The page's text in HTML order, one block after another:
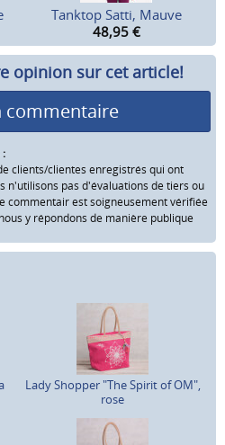
Tanktop Satti, Mauve
48,95 €
opinion sur cet article!
commentaire
:
clients/clientes enregistrés qui ont
n'utilisons pas d'évaluations de tiers ou
commentair est soigneusement vérifiée
y répondons de manière publique
Lady Shopper "The Spirit of OM",
rose